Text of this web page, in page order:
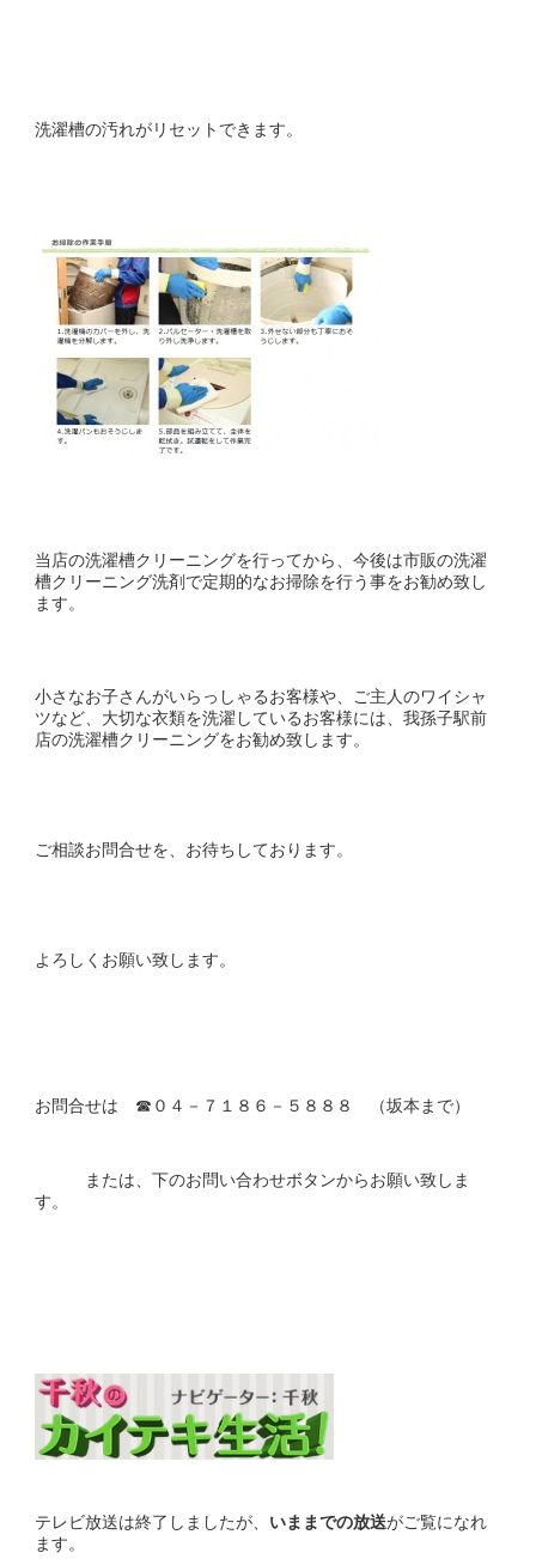
洗濯槽の汚れがリセットできます。
当店の洗濯槽クリーニングを行ってから、今後は市販の洗濯
槽クリーニング洗剤で定期的なお掃除を行う事をお勧め致し
ます。
小さなお子さんがいらっしゃるお客様や、ご主人のワイシャ
ツなど、大切な衣類を洗濯しているお客様には、我孫子駅前
店の洗濯槽クリーニングをお勧め致します。
ご相談お問合せを、お待ちしております。
よろしくお願い致します。
お問合せは ☎０４－７１８６－５８８８ （坂本まで）
または、下のお問い合わせボタンからお願い致しま
す。
テレビ放送は終了しましたが、 いままでの放送がご覧になれ
ます。